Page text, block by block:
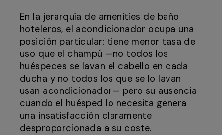
En la jerarquía de amenities de baño
hoteleros, el acondicionador ocupa una
posición particular: tiene menor tasa de
uso que el champú —no todos los
huéspedes se lavan el cabello en cada
ducha y no todos los que se lo lavan
usan acondicionador— pero su ausencia
cuando el huésped lo necesita genera
una insatisfacción claramente
desproporcionada a su coste.